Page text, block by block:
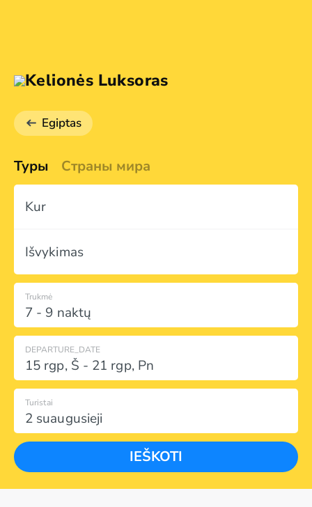
Kelionės Luksoras
Egiptas
Туры Страны мира
Kur
Išvykimas
7 - 9 naktų
Trukmė
DEPARTURE_DATE
15 rgp, Š - 21 rgp, Pn
2 suaugusieji
Turistai
IEŠKOTI